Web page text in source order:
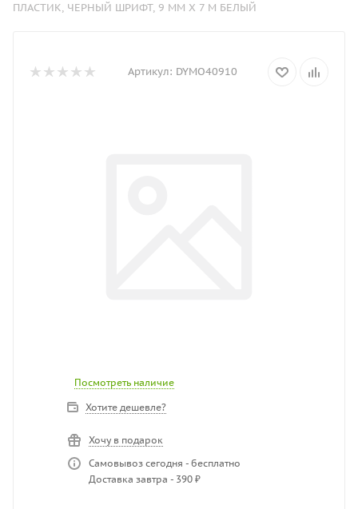
ПЛАСТИК, ЧЕРНЫЙ ШРИФТ, 9 ММ Х 7 М БЕЛЫЙ
Артикул: DYMO40910
Посмотреть наличие
Хотите дешевле?
Хочу в подарок
Самовывоз сегодня - бесплатно
Доставка завтра - 390 ₽